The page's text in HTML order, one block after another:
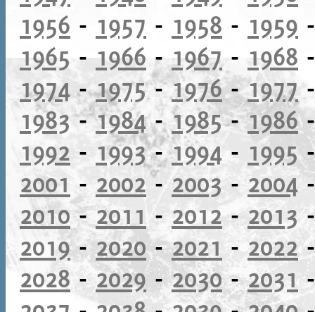
1956 - 1957 - 1958 - 1959
1965 - 1966 - 1967- 1968
1974-1975-1976-1977
1983-1984-1985-1986
1992 - 1993-1994 - 1995
2001 - 2002- 2003-2004
2010-2011 - 2012-2013
2019-2020-2021 -2022
2028 -2029-2030-2031